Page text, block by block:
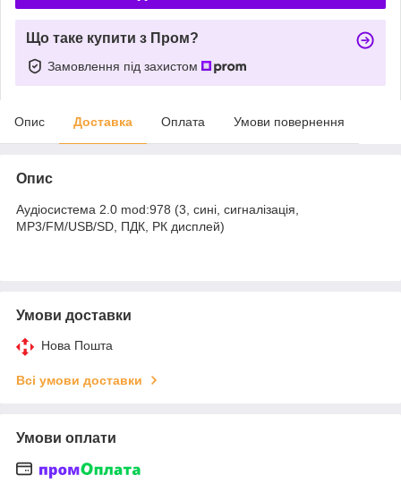
Що таке купити з Пром?
Замовлення під захистом
Опис Доставка Оплата Умови повернення
Опис
Аудіосистема 2.0 mod:978 (3, сині, сигналізація,
МР3/FM/USB/SD, ПДК, РК дисплей)
Умови доставки
Нова Пошта
Всі умови доставки
Умови оплати